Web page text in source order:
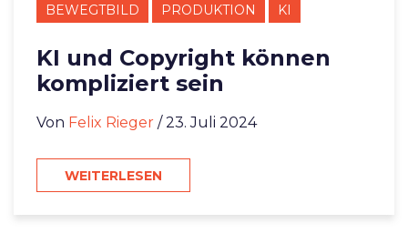
BEWEGTBILD PRODUKTION KI
KI und Copyright können
kompliziert sein
Von Felix Rieger / 23. Juli 2024
WEITERLESEN